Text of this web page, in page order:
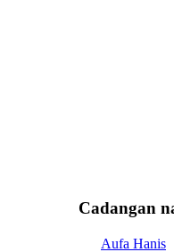
Cadangan
Aufa Hanis